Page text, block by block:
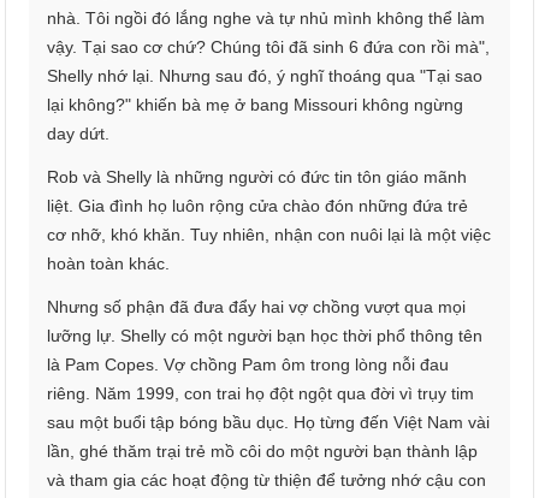
nhà. Tôi ngồi đó lắng nghe và tự nhủ mình không thể làm
vậy. Tại sao cơ chứ? Chúng tôi đã sinh 6 đứa con rồi mà",
Shelly nhớ lại. Nhưng sau đó, ý nghĩ thoáng qua "Tại sao
lại không?" khiến bà mẹ ở bang Missouri không ngừng
day dứt.
Rob và Shelly là những người có đức tin tôn giáo mãnh
liệt. Gia đình họ luôn rộng cửa chào đón những đứa trẻ
cơ nhỡ, khó khăn. Tuy nhiên, nhận con nuôi lại là một việc
hoàn toàn khác.
Nhưng số phận đã đưa đẩy hai vợ chồng vượt qua mọi
lưỡng lự. Shelly có một người bạn học thời phổ thông tên
là Pam Copes. Vợ chồng Pam ôm trong lòng nỗi đau
riêng. Năm 1999, con trai họ đột ngột qua đời vì trụy tim
sau một buổi tập bóng bầu dục. Họ từng đến Việt Nam vài
lần, ghé thăm trại trẻ mồ côi do một người bạn thành lập
và tham gia các hoạt động từ thiện để tưởng nhớ cậu con